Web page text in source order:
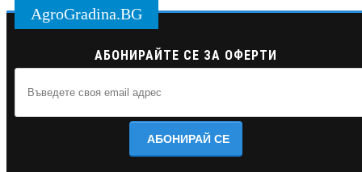
AgroGradina.BG
АБОНИРАЙТЕ СЕ ЗА ОФЕРТИ
АБОНИРАЙ СЕ